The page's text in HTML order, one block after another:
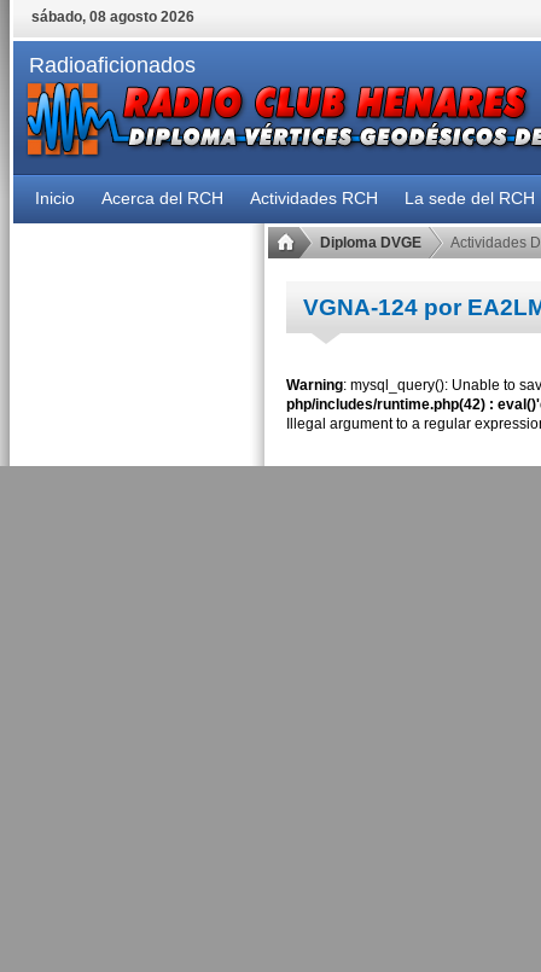
sábado, 08 agosto 2026
Radioaficionados
Inicio Acerca del RCH Actividades RCH La sede del RCH
Diploma DVGE Actividades
VGNA-124 por
Warning: mysql_query(): Unable to
php/includes/runtime.php(42) :
Illegal argument to a regular